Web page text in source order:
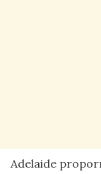
Adelaide